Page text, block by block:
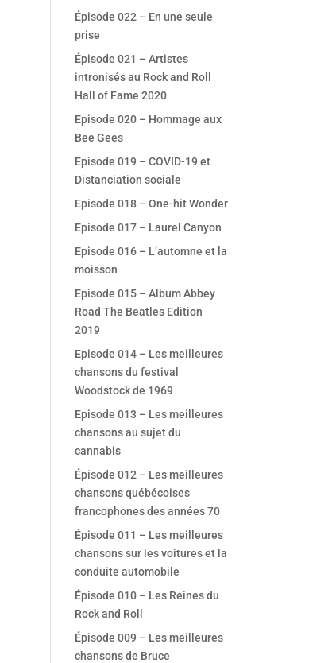
Épisode 022 – En une seule
prise
Épisode 021 – Artistes
intronisés au Rock and Roll
Hall of Fame 2020
Episode 020 – Hommage aux
Bee Gees
Episode 019 – COVID-19 et
Distanciation sociale
Episode 018 – One-hit Wonder
Episode 017 – Laurel Canyon
Episode 016 – L’automne et la
moisson
Episode 015 – Album Abbey
Road The Beatles Edition
2019
Episode 014 – Les meilleures
chansons du festival
Woodstock de 1969
Episode 013 – Les meilleures
chansons au sujet du
cannabis
Épisode 012 – Les meilleures
chansons québécoises
francophones des années 70
Épisode 011 – Les meilleures
chansons sur les voitures et la
conduite automobile
Épisode 010 – Les Reines du
Rock and Roll
Épisode 009 – Les meilleures
chansons de Bruce